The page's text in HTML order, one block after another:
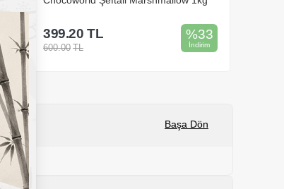
%33
İndirim
399.20 TL
600.00 TL
Başa Dön